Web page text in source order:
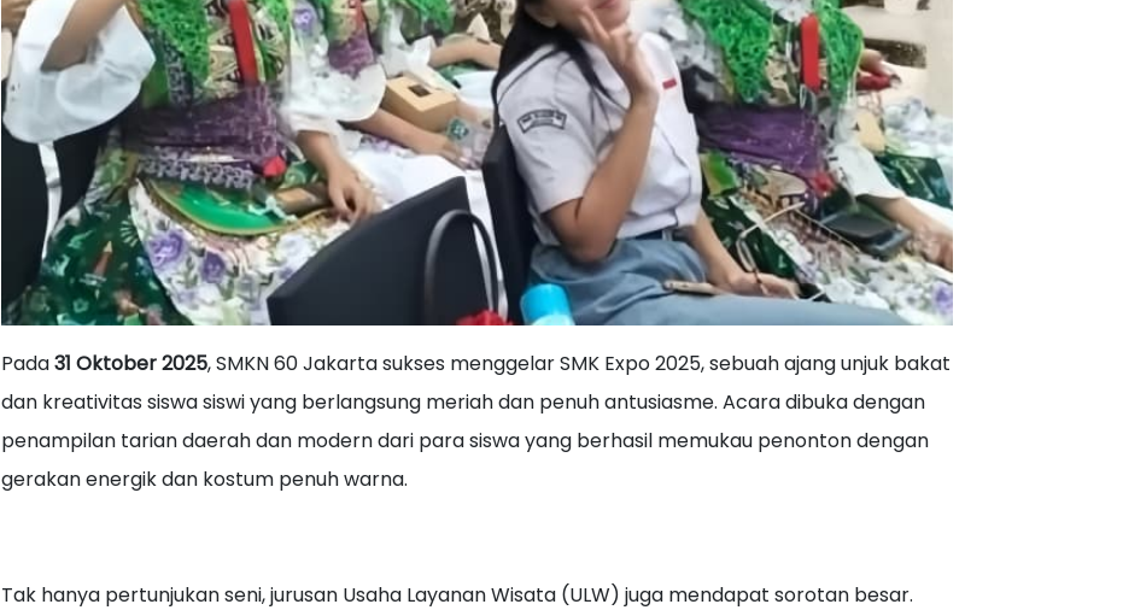
Pada31 Oktober 2025, SMKN 60 Jakarta sukses menggelar SMK Expo 2025, sebuah ajang unjuk bakat
dan kreativitas siswa siswi yang berlangsung meriah dan penuh antusiasme. Acara dibuka dengan
penampilan tarian daerah dan modern dari para siswa yang berhasil memukau penonton dengan
gerakan energik dan kostum penuh warna.
Tak hanya pertunjukan seni, jurusan Usaha Layanan Wisata (ULW) juga mendapat sorotan besar.